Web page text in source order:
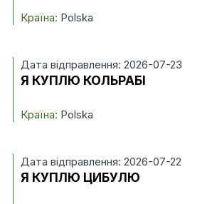
Країна: Polska
Дата відправлення: 2026-07-23
Я КУПЛЮ КОЛЬРАБІ
Країна: Polska
Дата відправлення: 2026-07-22
Я КУПЛЮ ЦИБУЛЮ